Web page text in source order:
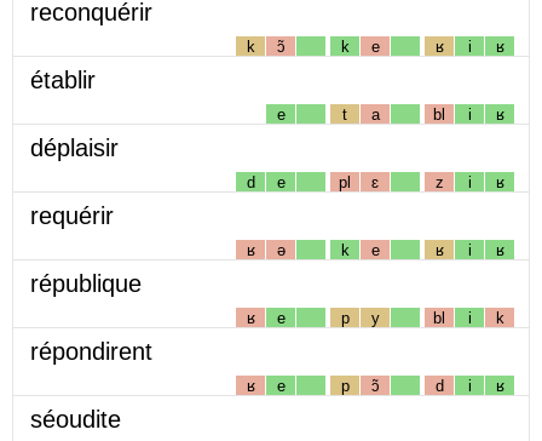
reconquérir
k ɔ̃ k e ʁ i ʁ
établir
e t a bl i ʁ
déplaisir
d e pl ɛ z i ʁ
requérir
ʁ ə k e ʁ i ʁ
république
ʁ e p y bl i k
répondirent
ʁ e p ɔ̃ d i ʁ
séoudite